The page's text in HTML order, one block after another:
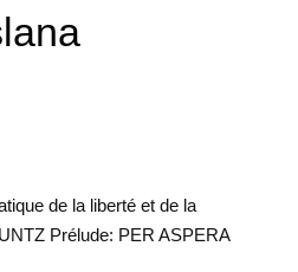
de la liberté et de la
Prélude: PER ASPERA